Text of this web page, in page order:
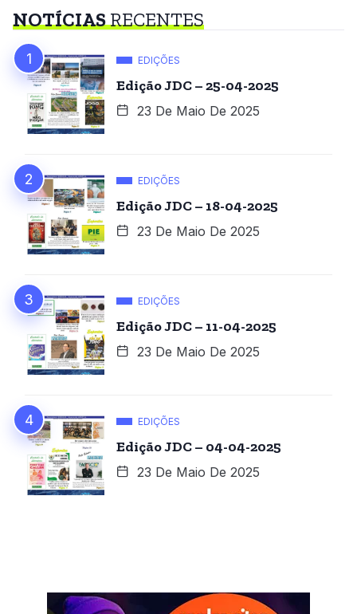
NOTÍCIASRECENTES
EDIÇÕES
Edição JDC – 25-04-2025
23 De Maio De 2025
EDIÇÕES
Edição JDC – 18-04-2025
23 De Maio De 2025
EDIÇÕES
Edição JDC – 11-04-2025
23 De Maio De 2025
EDIÇÕES
Edição JDC – 04-04-2025
23 De Maio De 2025